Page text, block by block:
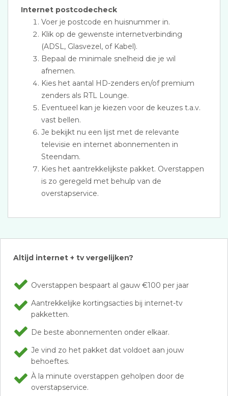
Internet postcodecheck
Voer je postcode en huisnummer in.
Klik op de gewenste internetverbinding
(ADSL, Glasvezel, of Kabel).
Bepaal de minimale snelheid die je wil
afnemen.
Kies het aantal HD-zenders en/of premium
zenders als RTL Lounge.
Eventueel kan je kiezen voor de keuzes t.a.v.
vast bellen.
Je bekijkt nu een lijst met de relevante
televisie en internet abonnementen in
Steendam.
Kies het aantrekkelijkste pakket. Overstappen
is zo geregeld met behulp van de
overstapservice.
Altijd internet + tv vergelijken?
Overstappen bespaart al gauw €100 per jaar
Aantrekkelijke kortingsacties bij internet-tv
pakketten.
De beste abonnementen onder elkaar.
Je vind zo het pakket dat voldoet aan jouw
behoeftes.
À la minute overstappen geholpen door de
overstapservice.